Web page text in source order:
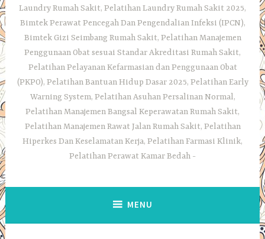
Laundry Rumah Sakit, Pelatihan Laundry Rumah Sakit 2025,
Bimtek Perawat Pencegah Dan Pengendalian Infeksi (IPCN),
Bimtek Gizi Seimbang Rumah Sakit, Pelatihan Manajemen
Penggunaan Obat sesuai Standar Akreditasi Rumah Sakit,
Pelatihan Pelayanan Kefarmasian dan Penggunaan Obat
(PKPO), Pelatihan Bantuan Hidup Dasar 2025, Pelatihan Early
Warning System, Pelatihan Asuhan Persalinan Normal,
Pelatihan Manajemen Bangsal Keperawatan Rumah Sakit,
Pelatihan Manajemen Rawat Jalan Rumah Sakit, Pelatihan
Hiperkes Dan Keselamatan Kerja, Pelatihan Farmasi Klinik,
Pelatihan Perawat Kamar Bedah
MENU